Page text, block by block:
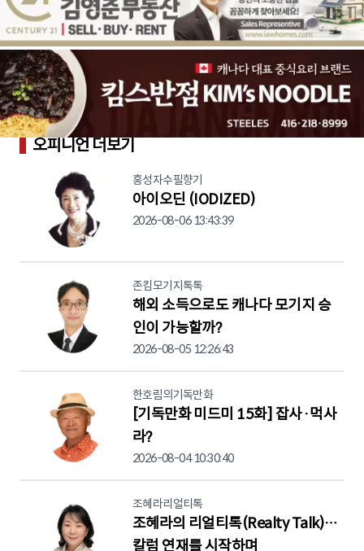
오피니언 더보기
홍성자수필향기
아이오딘 (IODIZED)
2026-08-06 13:43:39
존킴모기지톡톡
해외 소득으로도 캐나다 모기지 승
인이 가능할까?
2026-08-05 12:26:43
한호림의기독만화
[기독만화 미드미 15화] 잡사·먹사
라?
2026-08-04 10:30:40
조혜라리얼티톡
조혜라의 리얼티톡(Realty Talk)…
칼럼 연재를 시작하며